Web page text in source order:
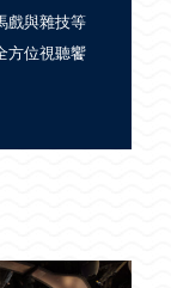
戲與雜技等
方位視聽饗